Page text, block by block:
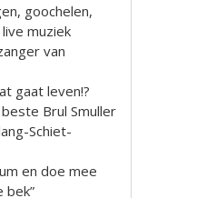
goochelen,
muziek
van
gaat leven!?
Brul Smuller
Schiet-
en doe mee
bek”